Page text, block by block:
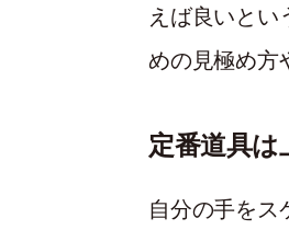
えば良いとい
めの見極め方
定番道具は
自分の手をス